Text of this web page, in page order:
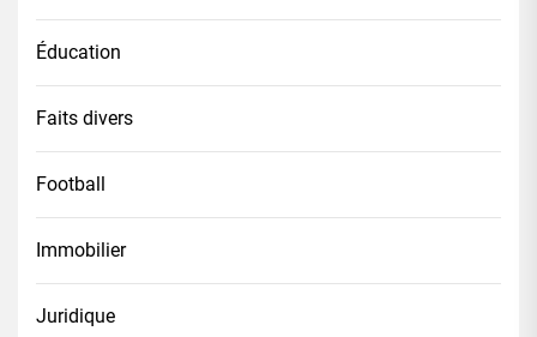
Éducation
Faits divers
Football
Immobilier
Juridique